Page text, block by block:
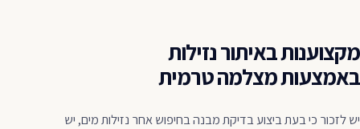
מקצוענות באיתור נזילות
באמצעות מצלמה טרמית
יש לזכור כי בעת ביצוע בדיקת מבנה בחיפוש אחר נזילות מים, יש